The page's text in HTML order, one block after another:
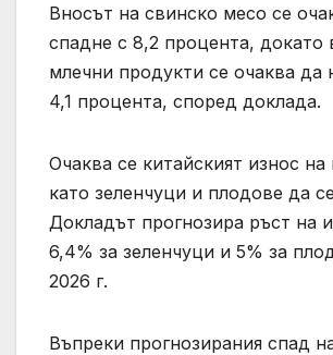
Вносът на свинско месо се
спадне с 8,2 процента, докато
млечни продукти се очаква да
4,1 процента, според доклада.
Очаква се китайският износ
като зеленчуци и плодове да
Докладът прогнозира ръст на
6,4% за зеленчуци и 5% за
2026 г.
Въпреки прогнозирания спад